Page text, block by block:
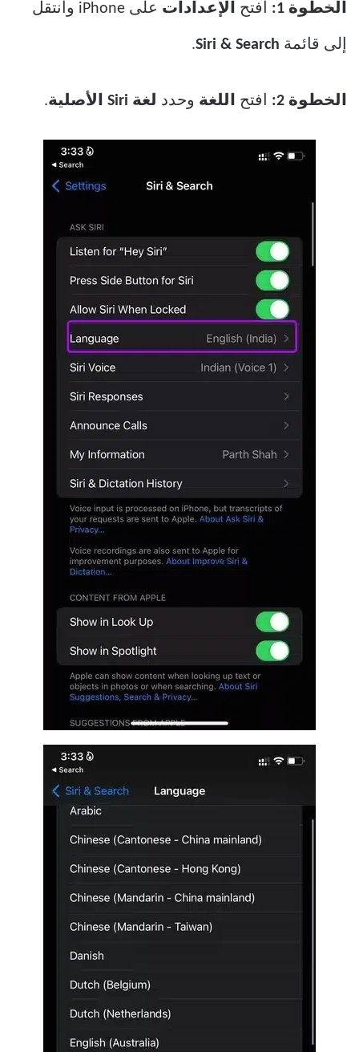
الخطوة 1: افتح الإعدادات على iPhone وانتقل
إلى قائمة .
الخطوة 2: افتح اللغة وحدد لغة Siri الأصلية .